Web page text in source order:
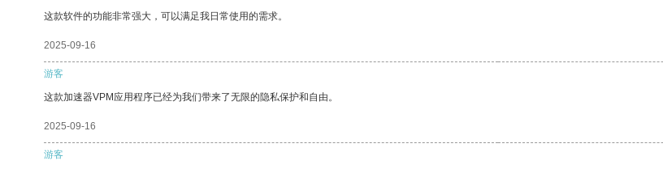
这款软件的功能非常强大，可以满足我日常使用的需求。
2025-09-16
游客
这款加速器VPM应用程序已经为我们带来了无限的隐私保护和自由。
2025-09-16
游客